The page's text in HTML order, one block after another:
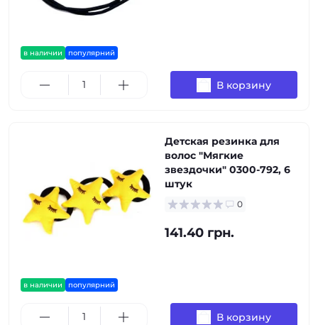
в наличии популярний
В корзину
в наличии популярний
Детская резинка для
волос "Мягкие
звездочки" 0300-792, 6
штук
0
141.40 грн.
В корзину